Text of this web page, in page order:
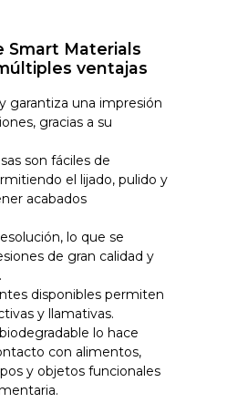
Smart Materials
ventajas
garantiza una impresión
gracias a su
son fáciles de
el lijado, pulido y
acabados
lo que se
de gran calidad y
disponibles permiten
y llamativas.
lo hace
con alimentos,
y objetos funcionales